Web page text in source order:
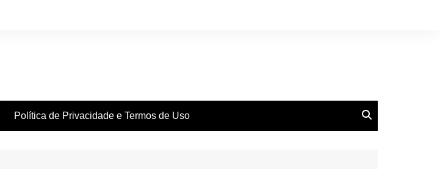
Política de Privacidade e Termos de Uso